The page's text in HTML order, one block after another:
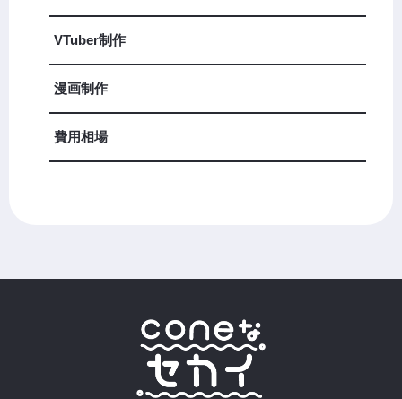
VTuber制作
漫画制作
費用相場